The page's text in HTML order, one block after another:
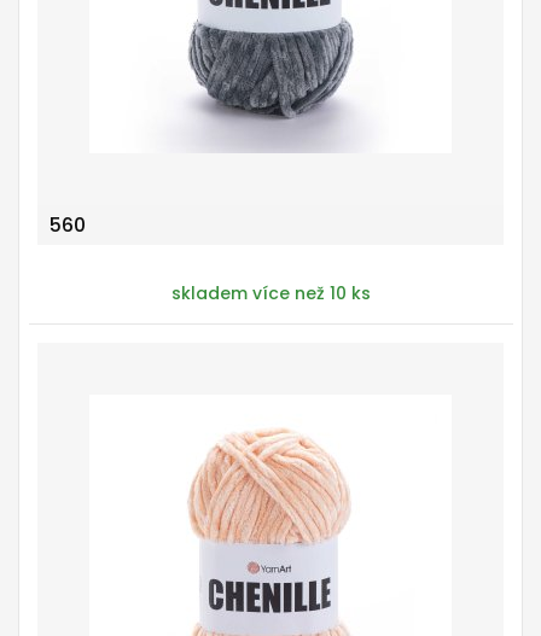
560
skladem více než 10 ks